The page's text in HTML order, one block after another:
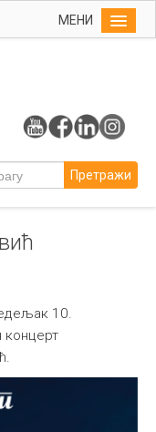
МЕНИ
Претражи
10.
концерт